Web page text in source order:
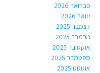
פברואר 2026
ינואר 2026
דצמבר 2025
נובמבר 2025
אוקטובר 2025
ספטמבר 2025
אוגוסט 2025